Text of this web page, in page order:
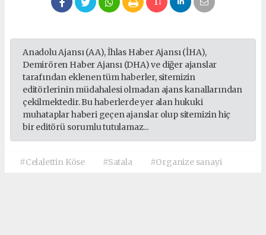
Anadolu Ajansı (AA), İhlas Haber Ajansı (İHA),
Demirören Haber Ajansı (DHA) ve diğer ajanslar
tarafından eklenen tüm haberler, sitemizin
editörlerinin müdahalesi olmadan ajans kanallarından
çekilmektedir. Bu haberlerde yer alan hukuki
muhataplar haberi geçen ajanslar olup sitemizin hiç
bir editörü sorumlu tutulamaz...
#Celalettin Köse #Satala #Organize sanayi